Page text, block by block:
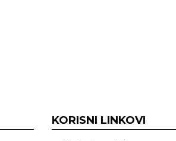
KORISNI LINKOVI